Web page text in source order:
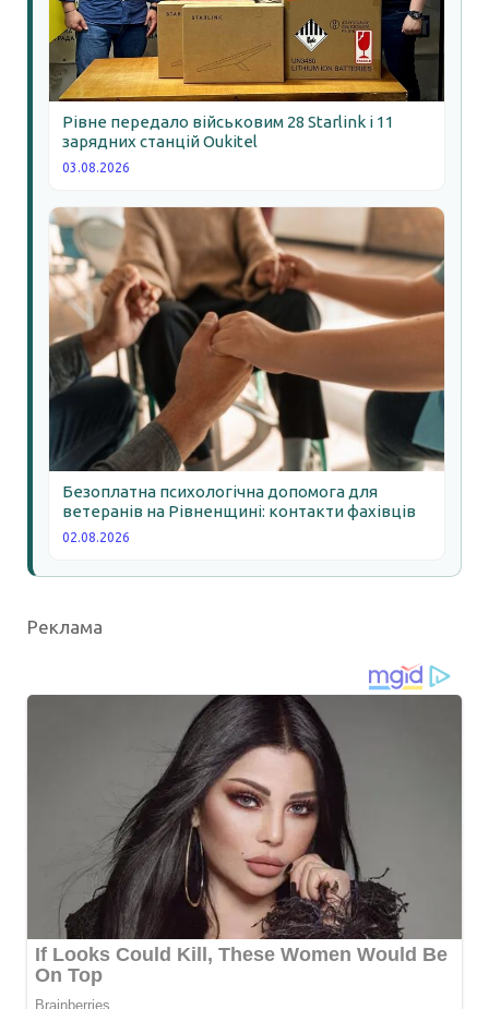
Рівне передало військовим 28 Starlink і 11
зарядних станцій Oukitel
03.08.2026
Безоплатна психологічна допомога для
ветеранів на Рівненщині: контакти фахівців
02.08.2026
Реклама